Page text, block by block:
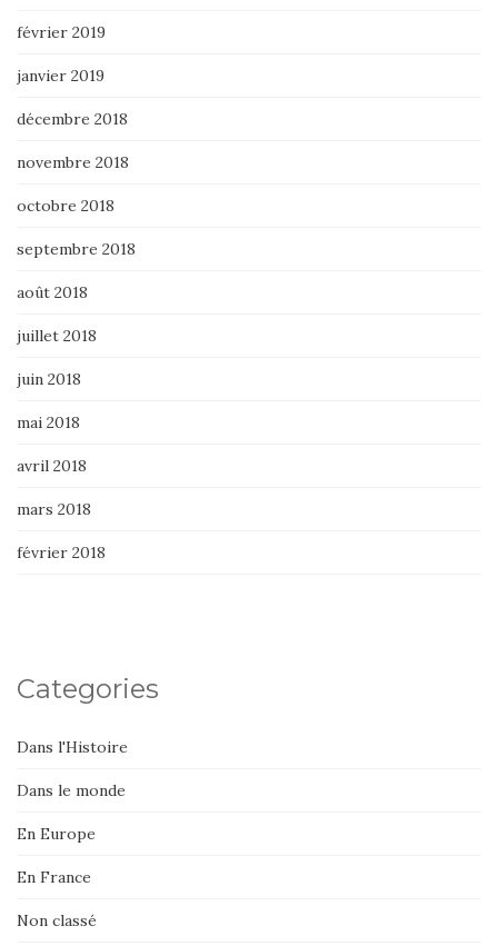
février 2019
janvier 2019
décembre 2018
novembre 2018
octobre 2018
septembre 2018
août 2018
juillet 2018
juin 2018
mai 2018
avril 2018
mars 2018
février 2018
Categories
Dans l'Histoire
Dans le monde
En Europe
En France
Non classé